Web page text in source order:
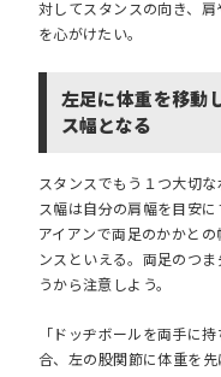
対してスタンスの向き、
を心がけたい。
左足に体重を移動
ス幅となる
スタンスでもう１つ大切
ス幅は自分の肩幅を目安
アイアンで両足のかかと
ンスといえる。両足のつ
うから注意しよう。
「ドッヂボールを両手に
合、左の股関節に体重を